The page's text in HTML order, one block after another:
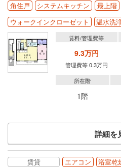
角住戸
システムキッチン 最上階
ウォークインクローゼット
温水洗
賃料/管理費等
9.3万円
管理費等 0.3万円
所在階
1階
詳細を
賃貸 エアコン 浴室乾